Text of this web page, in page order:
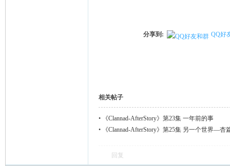
分享到: QQ好
相关帖子
•
《Clannad-AfterStory》第23集 一年前的事
•
《Clannad-AfterStory》第25集 另一个世界—杏
回复